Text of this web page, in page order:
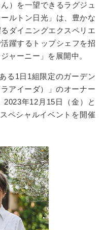
）を一望できるラグジュ
ルトン日光」は、豊かな
ダイニングエクスペリエ
躍するトップシェフを招
ャーニー」を展開中。
る1日1組限定のガーデン
アイーダ）」のオーナー
年12月15日（金）と
ペシャルイベントを開催